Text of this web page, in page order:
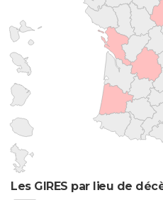
Les GIRES par lieu de